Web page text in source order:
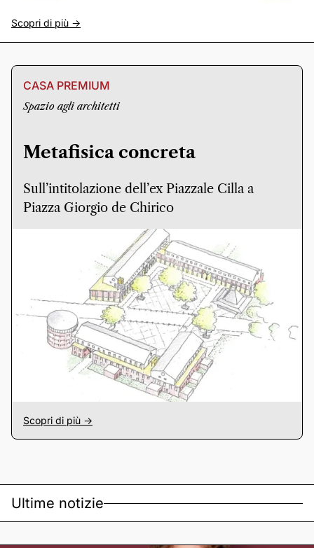
Scopri di più ->
CASA PREMIUM
Spazio agli architetti
Metafisica concreta
Sull’intitolazione dell’ex Piazzale Cilla a
Piazza Giorgio de Chirico
Scopri di più ->
Ultime notizie